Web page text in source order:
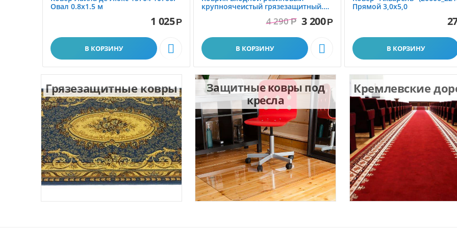
Овал 0.8x1.5 м
1 025Р
В КОРЗИНУ 
крупноячеистый грязезащитный.
4 290 Р 3 200Р
В КОРЗИНУ 
Прямой 3,0х5,0
В КОРЗИНУ
Грязезащитные ковры
Защитные ковры под
кресла
Кремлевские